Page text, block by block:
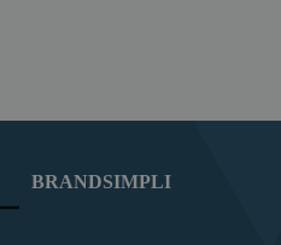
BRANDSIMPLI